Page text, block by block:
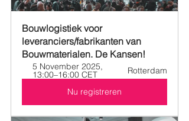
Bouwlogistiek voor
leveranciers/fabrikanten van
Bouwmaterialen. De Kansen!
5 November 2025,
13:00–16:00 CET
Rotterdam
Nu registreren